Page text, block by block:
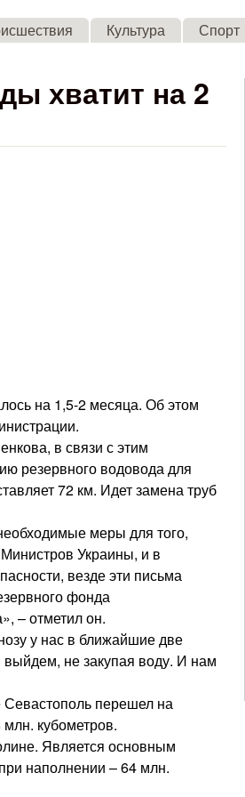
Культура Спорт
хватит на 2
на 1,5-2 месяца. Об этом
в связи с этим
резервного водовода для
72 км. Идет замена труб
меры для того,
Украины, и в
везде эти письма
фонда
– отметил он.
у нас в ближайшие две
не закупая воду. И нам
перешел на
кубометров.
Является основным
наполнении – 64 млн.